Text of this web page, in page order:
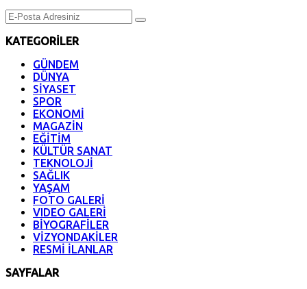
KATEGORİLER
GÜNDEM
DÜNYA
SİYASET
SPOR
EKONOMİ
MAGAZİN
EĞİTİM
KÜLTÜR SANAT
TEKNOLOJİ
SAĞLIK
YAŞAM
FOTO GALERİ
VIDEO GALERİ
BİYOGRAFİLER
VİZYONDAKİLER
RESMİ İLANLAR
SAYFALAR